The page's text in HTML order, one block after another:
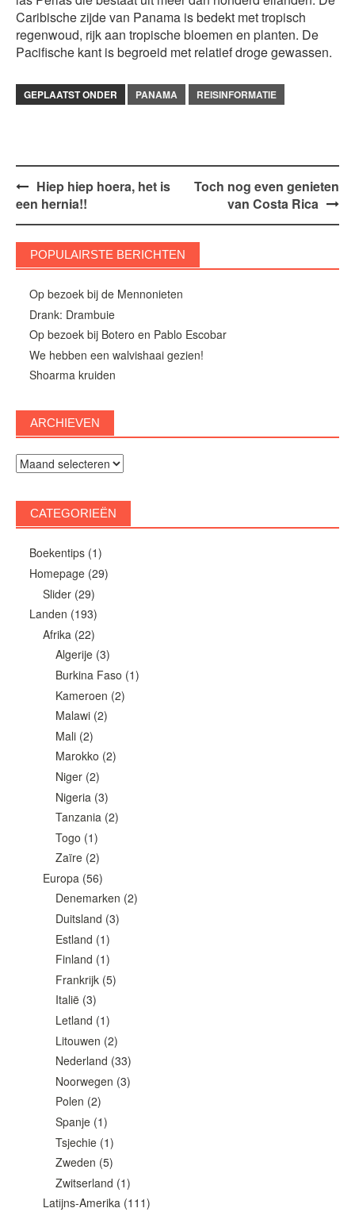
Caribische zijde van Panama is bedekt met tropisch
regenwoud, rijk aan tropische bloemen en planten. De
Pacifische kant is begroeid met relatief droge gewassen.
GEPLAATST ONDER PANAMA REISINFORMATIE
Bericht
navigatie
Hiep hiep hoera, het is
een hernia!!
Toch nog even genieten
van Costa Rica
POPULAIRSTE BERICHTEN
Op bezoek bij de Mennonieten
Drank: Drambuie
Op bezoek bij Botero en Pablo Escobar
We hebben een walvishaai gezien!
Shoarma kruiden
ARCHIEVEN
Archieven
CATEGORIEËN
Boekentips(1)
Homepage(29)
Slider(29)
Landen (193)
Afrika (22)
Algerije (3)
Burkina Faso (1)
Kameroen (2)
Malawi (2)
Mali (2)
Marokko (2)
Niger (2)
Nigeria (3)
Tanzania (2)
Togo (1)
Zaïre (2)
Europa (56)
Denemarken (2)
Duitsland (3)
Estland (1)
Finland (1)
Frankrijk (5)
Italië (3)
Letland (1)
Litouwen (2)
Nederland (33)
Noorwegen (3)
Polen (2)
Spanje (1)
Tsjechie (1)
Zweden (5)
Zwitserland (1)
Latijns-Amerika(111)